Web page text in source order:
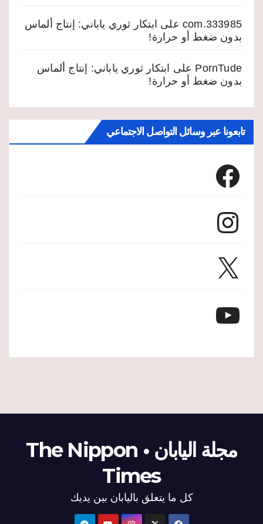
333985.com على ابتكار ثوري ياباني: إنتاج ألماس
بدون ضغط أو حرارة!
PornTude على
ابتكار ثوري ياباني: إنتاج ألماس
بدون ضغط أو حرارة!
تابعونا عبر وسائل التواصل الاجتماعي
Facebook
Instagram
X
YouTube
مجلة اليابان • The Nippon
Times
كل ما يتعلق باليابان بين يديك